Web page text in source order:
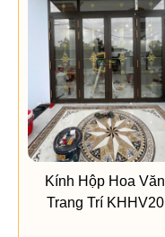
Kính Hộp Hoa Văn
Trang Trí KHHV20